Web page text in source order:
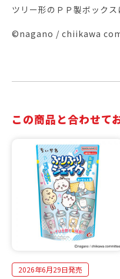
ツリー形のＰＰ製ボックス
©nagano / chiikawa
この商品と合わせて
2026年6月29日発売